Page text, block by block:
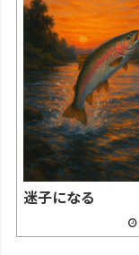
迷子になる